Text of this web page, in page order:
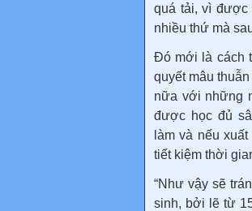
quá tải, vì được
nhiều thứ mà
Đó mới là cách
quyết mâu
nữa với những
được học đủ
làm và nếu
tiết kiệm thời
“Như vậy sẽ
sinh, bởi lẽ từ